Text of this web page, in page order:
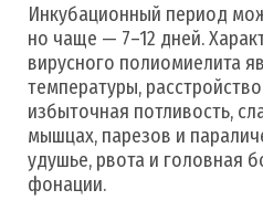
Инкубационный период
но чаще — 7–12 дней.
вирусного полиомиелита
температуры,
избыточная потливость,
мышцах, парезов и
удушье, рвота и головная
фонации.